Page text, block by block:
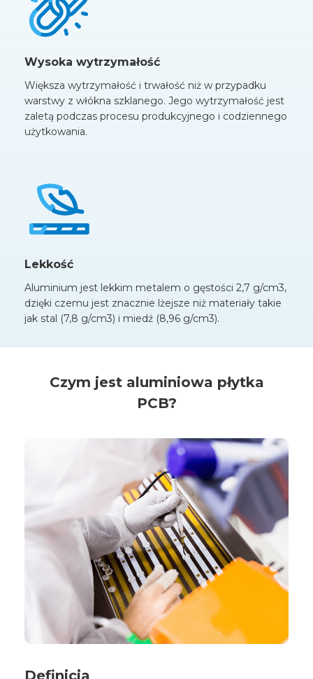
Wysoka wytrzymałość
Większa wytrzymałość i trwałość niż w przypadku
warstwy z włókna szklanego. Jego wytrzymałość jest
zaletą podczas procesu produkcyjnego i codziennego
użytkowania.
Lekkość
Aluminium jest lekkim metalem o gęstości 2,7 g/cm3,
dzięki czemu jest znacznie lżejsze niż materiały takie
jak stal (7,8 g/cm3) i miedź (8,96 g/cm3).
Czym jest aluminiowa płytka
PCB?